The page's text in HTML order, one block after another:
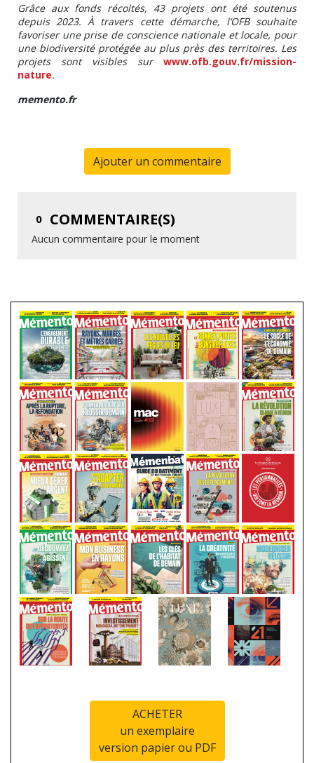
Grâce aux fonds récoltés, 43 projets ont été soutenus
depuis 2023. À travers cette démarche, l’OFB souhaite
favoriser une prise de conscience nationale et locale, pour
une biodiversité protégée au plus près des territoires. Les
projets sont visibles sur www.ofb.gouv.fr/mission-
nature.
memento.fr
Ajouter un commentaire
0 COMMENTAIRE(S)
Aucun commentaire pour le moment
ACHETER
un exemplaire
version papier ou PDF